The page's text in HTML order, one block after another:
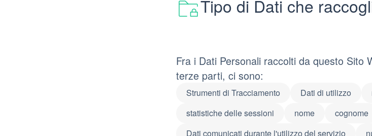
Tipo di Dati che
Fra i Dati Personali raccolti da questo Sito
terze parti, ci sono:
Strumenti di Tracciamento Dati di utilizzo
statistiche delle sessioni
nome cognome
Dati comunicati durante l'utilizzo del servizio